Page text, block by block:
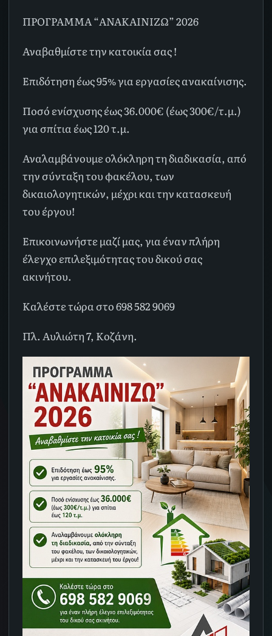
ΠΡΟΓΡΑΜΜΑ “ΑΝΑΚΑΙΝΙΖΩ” 2026
Αναβαθμίστε την κατοικία σας !
Επιδότηση έως 95% για εργασίες ανακαίνισης.
Ποσό ενίσχυσης έως 36.000€ (έως 300€/τ.μ.)
για σπίτια έως 120 τ.μ.
Αναλαμβάνουμε ολόκληρη τη διαδικασία, από
την σύνταξη του φακέλου, των
δικαιολογητικών, μέχρι και την κατασκευή
του έργου!
Επικοινωνήστε μαζί μας, για έναν πλήρη
έλεγχο επιλεξιμότητας του δικού σας
ακινήτου.
Καλέστε τώρα στο 698 582 9069
Πλ. Αυλιώτη 7, Κοζάνη.